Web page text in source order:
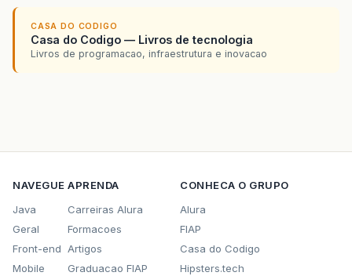
CASA DO CODIGO
Casa do Codigo — Livros de tecnologia
Livros de programacao, infraestrutura e inovacao
NAVEGUE
Java
Geral
Front-end
Mobile
APRENDA
Carreiras Alura
Formacoes
Artigos
Graduacao FIAP
CONHECA O GRUPO
Alura
FIAP
Casa do Codigo
Hipsters.tech